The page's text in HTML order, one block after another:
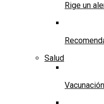
Rige un
Salud